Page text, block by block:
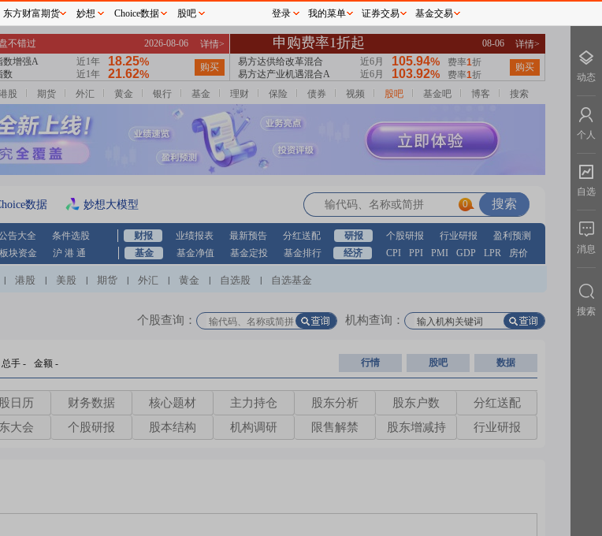
股 期货 外汇 黄金 银行 基金 理财 保险 债券 视频 股吧 基金吧 博客 搜索
数据 妙想大模型 0
告大全 条件选股 财报 业绩报表 最新预告 分红送配 研报 个股研报 行业研报
盈利预测
板块资金 沪 港 通 基金 基金净值 基金定投 基金排行 经济 CPI PPI PMI GDP LPR 房价
港股 美股 期货 外汇 黄金 自选股 自选基金
个股查询： 机构查询：
总手 - 金额 - 行情 股吧 数据
日历 财务数据 核心题材 主力持仓 股东分析 股东户数
分红送配
大会 个股研报 股本结构 机构调研 限售解禁 股东增减持 行业研报
东方财富期货 妙想 Choice数据 股吧 登录 我的菜单 证券交易 基金交易
动态
个人
自选
消息
搜索